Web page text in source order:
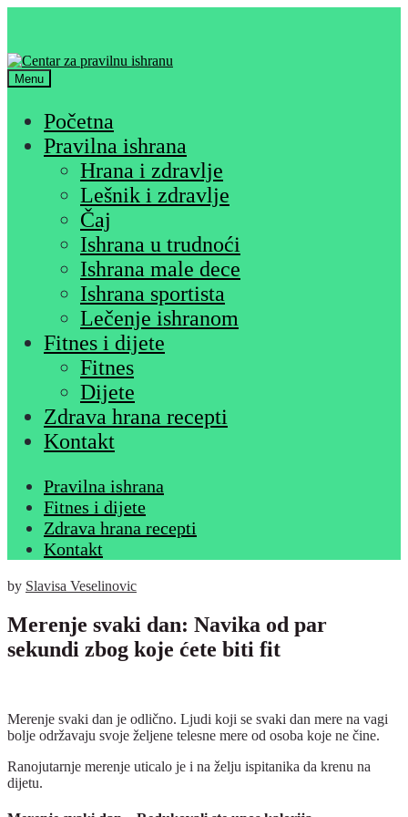
Menu
Početna
Pravilna ishrana
Hrana i zdravlje
Lešnik i zdravlje
Čaj
Ishrana u trudnoći
Ishrana male dece
Ishrana sportista
Lečenje ishranom
Fitnes i dijete
Fitnes
Dijete
Zdrava hrana recepti
Kontakt
Pravilna ishrana
Fitnes i dijete
Zdrava hrana recepti
Kontakt
by Slavisa Veselinovic
Merenje svaki dan: Navika od par
sekundi zbog koje ćete biti fit
Merenje svaki dan je odlično. Ljudi koji se svaki dan mere na vagi
bolje održavaju svoje željene telesne mere od osoba koje ne čine.
Ranojutarnje merenje uticalo je i na želju ispitanika da krenu na
dijetu.